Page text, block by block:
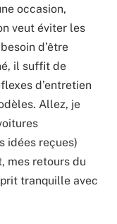
occasion,
veut éviter les
d’être
il suffit de
d’entretien
Allez, je
idées reçues)
mes retours du
tranquille avec